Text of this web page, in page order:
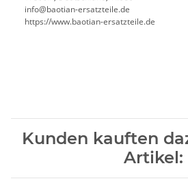
info@baotian-ersatzteile.de
https://www.baotian-ersatzteile.de
Kunden kauften
Artikel: